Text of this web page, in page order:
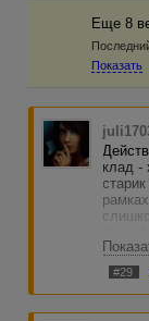
Еще 8
Показать
клад -
#29